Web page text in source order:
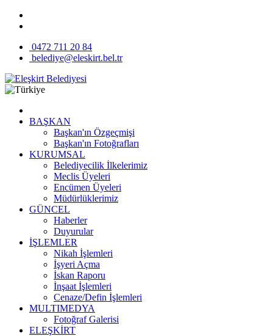
0472 711 20 84
belediye@eleskirt.bel.tr
BAŞKAN
Başkan'ın Özgeçmişi
Başkan'ın Fotoğrafları
KURUMSAL
Belediyecilik İlkelerimiz
Meclis Üyeleri
Encümen Üyeleri
Müdürlüklerimiz
GÜNCEL
Haberler
Duyurular
İŞLEMLER
Nikah İşlemleri
İşyeri Açma
İskan Raporu
İnşaat İşlemleri
Cenaze/Defin İşlemleri
MULTIMEDYA
Fotoğraf Galerisi
ELEŞKİRT